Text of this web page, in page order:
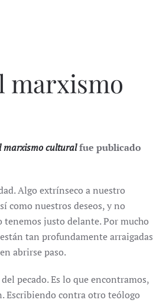
marxismo
marxismo culturalfue publicado
Algo extrínseco a nuestro
como nuestros deseos, y no
justo delante. Por mucho
tan profundamente arraigadas
abrirse paso.
pecado. Es lo que encontramos,
Escribiendo contra otro teólogo